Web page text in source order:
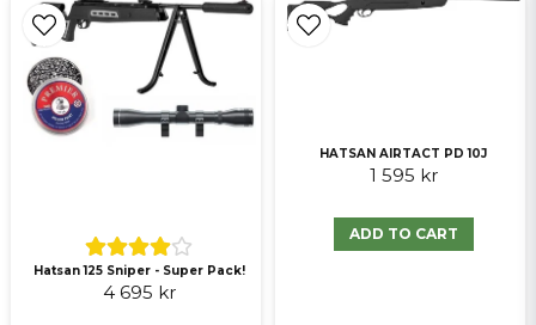
Ja, ni får publicera min fråga
Send question
Hatsan 125 Sniper - Super Pack!
4 695 kr
HATSAN AIRTACT PD 10J
1 595 kr
ADD TO CART